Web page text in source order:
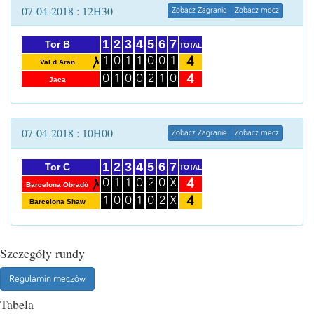
07-04-2018 : 12H30 Zobacz Zagranie Zobacz mecz
Tor B
Val d Aran
Jaca
1
1
0
2
0
1
3
1
0
4
1
0
5
0
2
6
0
1
7
1
0
TOTAL
4
4
07-04-2018 : 10H00 Zobacz Zagranie Zobacz mecz
Tor C
Barcelona Obradó
Barcelona Shaw
1
0
1
2
1
0
3
1
0
4
0
1
5
2
0
6
0
2
7
X
X
TOTAL
4
4
Szczegóły rundy
Regulamin meczów
Tabela